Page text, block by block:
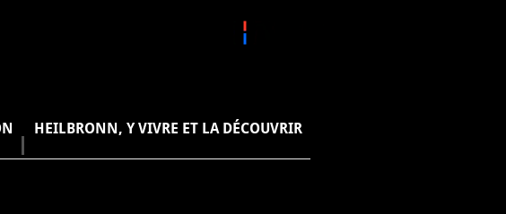
HEILBRONN, Y VIVRE ET LA DÉCOUVRIR